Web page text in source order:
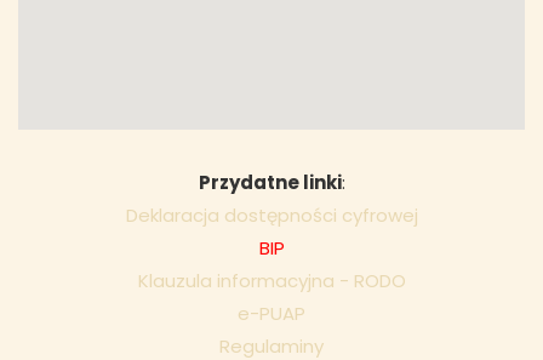
Przydatne linki:
Deklaracja dostępności cyfrowej
BIP
Klauzula informacyjna - RODO
e-PUAP
Regulaminy